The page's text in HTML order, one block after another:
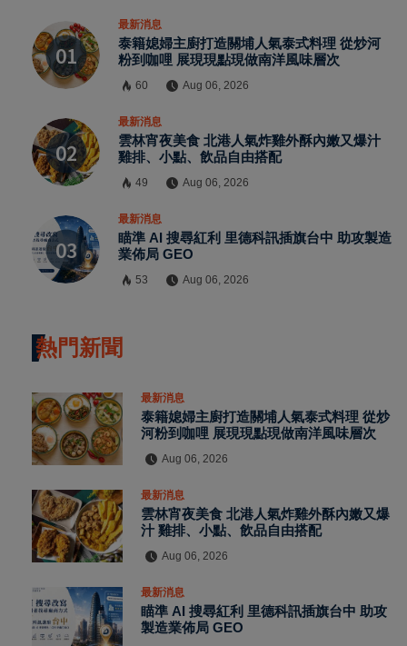
最新消息
泰籍媳婦主廚打造關埔人氣泰式料理 從炒河
粉到咖哩 展現現點現做南洋風味層次
60 Aug 06, 2026
最新消息
雲林宵夜美食 北港人氣炸雞外酥內嫩又爆汁
雞排、小點、飲品自由搭配
49 Aug 06, 2026
最新消息
瞄準 AI 搜尋紅利 里德科訊插旗台中 助攻製造
業佈局 GEO
53 Aug 06, 2026
熱門新聞
最新消息
泰籍媳婦主廚打造關埔人氣泰式料理 從炒
河粉到咖哩 展現現點現做南洋風味層次
Aug 06, 2026
最新消息
雲林宵夜美食 北港人氣炸雞外酥內嫩又爆
汁 雞排、小點、飲品自由搭配
Aug 06, 2026
最新消息
瞄準 AI 搜尋紅利 里德科訊插旗台中 助攻
製造業佈局 GEO
訂閱